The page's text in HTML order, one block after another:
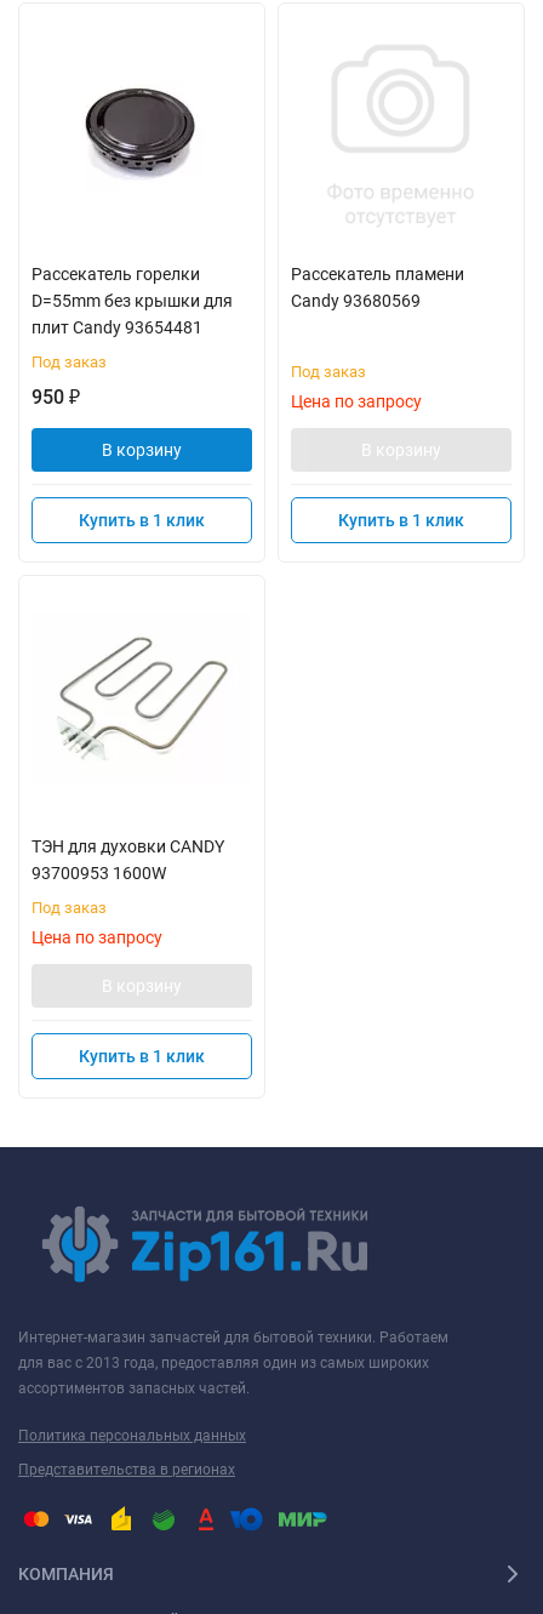
Рассекатель горелки
D=55mm без крышки для
плит Candy 93654481
Под заказ
950 ₽
В корзину
Купить в 1 клик
Рассекатель пламени
Candy 93680569
Под заказ
Цена по запросу
В корзину
Купить в 1 клик
ТЭН для духовки CANDY
93700953 1600W
Под заказ
Цена по запросу
В корзину
Купить в 1 клик
Интернет-магазин запчастей для бытовой техники. Работаем
для вас с 2013 года, предоставляя один из самых широких
ассортиментов запасных частей.
Политика персональных данных
Представительства в регионах
КОМПАНИЯ